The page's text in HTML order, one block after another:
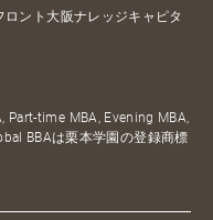
ント大阪ナレッジキャピタ
Part-time MBA, Evening MBA,
BBAは栗本学園の登録商標